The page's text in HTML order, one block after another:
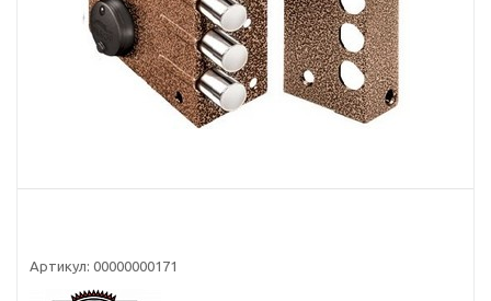
Артикул: 00000000171